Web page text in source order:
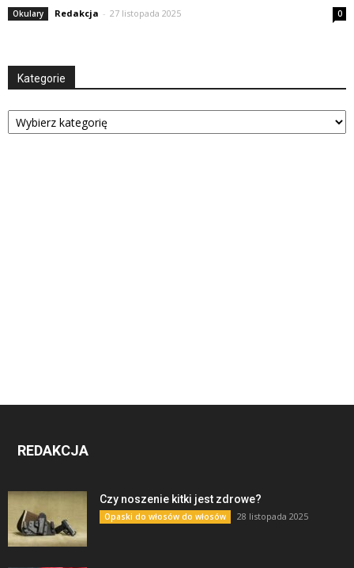
Okulary Redakcja - 27 listopada 2025 0
Kategorie
Kategorie
REDAKCJA
Czy noszenie kitki jest zdrowe?
Opaski do włosów do włosów 28 listopada 2025